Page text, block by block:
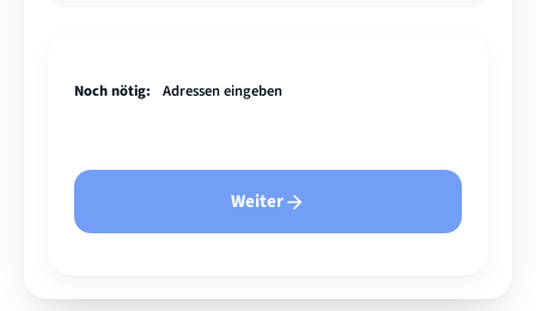
Noch nötig: Adressen eingeben
Weiter